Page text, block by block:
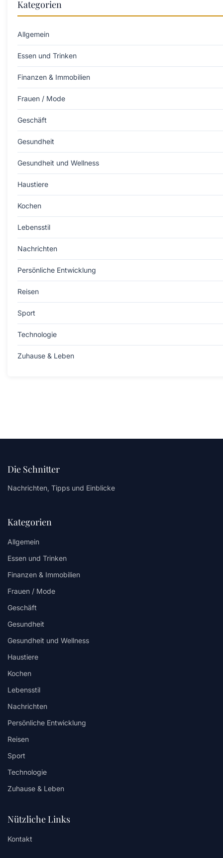
Kategorien
Allgemein
Essen und Trinken
Finanzen & Immobilien
Frauen / Mode
Geschäft
Gesundheit
Gesundheit und Wellness
Haustiere
Kochen
Lebensstil
Nachrichten
Persönliche Entwicklung
Reisen
Sport
Technologie
Zuhause & Leben
Die Schnitter
Nachrichten, Tipps und Einblicke
Kategorien
Allgemein
Essen und Trinken
Finanzen & Immobilien
Frauen / Mode
Geschäft
Gesundheit
Gesundheit und Wellness
Haustiere
Kochen
Lebensstil
Nachrichten
Persönliche Entwicklung
Reisen
Sport
Technologie
Zuhause & Leben
Nützliche Links
Kontakt